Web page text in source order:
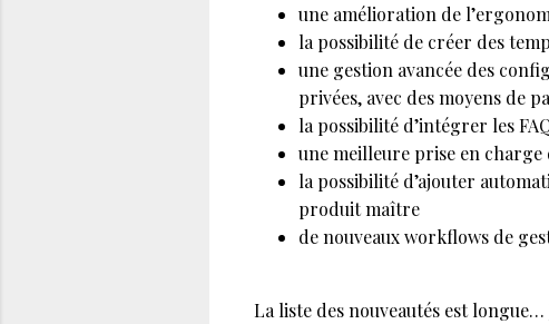
une amélioration de
la possibilité de créer des
une gestion avancée des
privées, avec des moyens de
la possibilité d’intégrer les
une meilleure prise en charge
la possibilité d’ajouter
produit maître
de nouveaux workflows de
La liste des nouveautés est